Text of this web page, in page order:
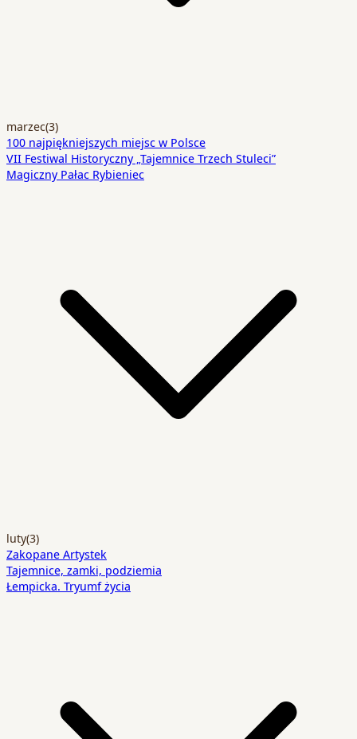
marzec(3)
100 najpiękniejszych miejsc w Polsce
VII Festiwal Historyczny „Tajemnice Trzech Stuleci”
Magiczny Pałac Rybieniec
luty(3)
Zakopane Artystek
Tajemnice, zamki, podziemia
Łempicka. Tryumf życia